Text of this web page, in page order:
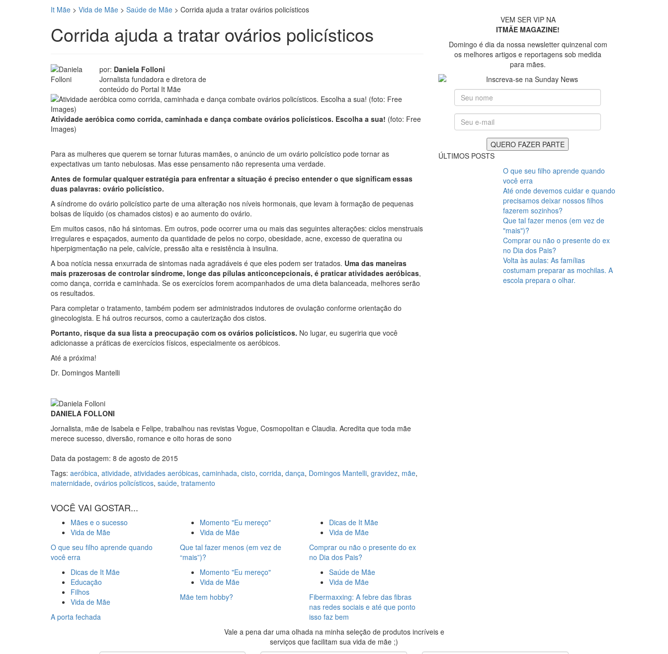
It Mãe > Vida de Mãe > Saúde de Mãe > Corrida ajuda a tratar ovários policísticos
Corrida ajuda a tratar ovários policísticos
por: Daniela Folloni
Jornalista fundadora e diretora de
conteúdo do Portal It Mãe
Atividade aeróbica como corrida, caminhada e dança combate ovários policísticos. Escolha a sua! (foto: Free
Images)
Para as mulheres que querem se tornar futuras mamães, o anúncio de um ovário policístico pode tornar as
expectativas um tanto nebulosas. Mas esse pensamento não representa uma verdade.
Antes de formular qualquer estratégia para enfrentar a situação é preciso entender o que significam essas
duas palavras: ovário policístico.
A síndrome do ovário policístico parte de uma alteração nos níveis hormonais, que levam à formação de pequenas
bolsas de líquido (os chamados cistos) e ao aumento do ovário.
Em muitos casos, não há sintomas. Em outros, pode ocorrer uma ou mais das seguintes alterações: ciclos menstruais
irregulares e espaçados, aumento da quantidade de pelos no corpo, obesidade, acne, excesso de queratina ou
hiperpigmentação na pele, calvície, pressão alta e resistência à insulina.
A boa notícia nessa enxurrada de sintomas nada agradáveis é que eles podem ser tratados. Uma das maneiras
mais prazerosas de controlar síndrome, longe das pílulas anticoncepcionais, é praticar atividades aeróbicas,
como dança, corrida e caminhada. Se os exercícios forem acompanhados de uma dieta balanceada, melhores serão
os resultados.
Para completar o tratamento, também podem ser administrados indutores de ovulação conforme orientação do
ginecologista. E há outros recursos, como a cauterização dos cistos.
Portanto, risque da sua lista a preocupação com os ovários policísticos. No lugar, eu sugeriria que você
adicionasse a práticas de exercícios físicos, especialmente os aeróbicos.
Até a próxima!
Dr. Domingos Mantelli
DANIELA FOLLONI
Jornalista, mãe de Isabela e Felipe, trabalhou nas revistas Vogue, Cosmopolitan e Claudia. Acredita que toda mãe
merece sucesso, diversão, romance e oito horas de sono
Data da postagem: 8 de agosto de 2015
Tags: aeróbica, atividade, atividades aeróbicas, caminhada, cisto, corrida, dança, Domingos Mantelli, gravidez, mãe,
maternidade, ovários policísticos, saúde, tratamento
VOCÊ VAI GOSTAR...
Mães e o sucesso
Vida de Mãe
O que seu filho aprende quando
você erra
Momento "Eu mereço"
Vida de Mãe
Que tal fazer menos (em vez de
“mais”)?
Dicas de It Mãe
Vida de Mãe
Comprar ou não o presente do ex
no Dia dos Pais?
Dicas de It Mãe
Educação
Filhos
Vida de Mãe
A porta fechada
Momento "Eu mereço"
Vida de Mãe
Mãe tem hobby?
Saúde de Mãe
Vida de Mãe
Fibermaxxing: A febre das fibras
nas redes sociais e até que ponto
isso faz bem
VEM SER VIP NA
ITMÃE MAGAZINE!
Domingo é dia da nossa newsletter quinzenal com
os melhores artigos e reportagens sob medida
para mães.
ÚLTIMOS POSTS
O que seu filho aprende quando
você erra
Até onde devemos cuidar e quando
precisamos deixar nossos filhos
fazerem sozinhos?
Que tal fazer menos (em vez de
"mais")?
Comprar ou não o presente do ex
no Dia dos Pais?
Volta às aulas: As famílias
costumam preparar as mochilas. A
escola prepara o olhar.
Vale a pena dar uma olhada na minha seleção de produtos incríveis e
serviços que facilitam sua vida de mãe ;)